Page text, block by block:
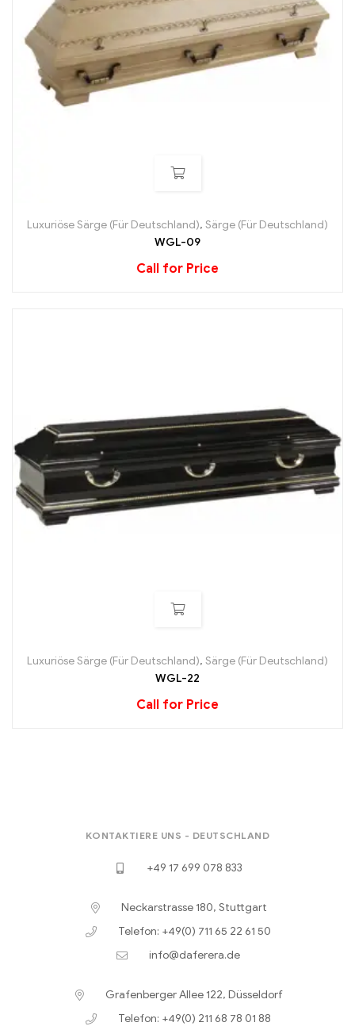
Luxuriöse Särge (Für Deutschland), Särge (Für Deutschland)
WGL-09
Call for Price
Luxuriöse Särge (Für Deutschland), Särge (Für Deutschland)
WGL-22
Call for Price
KONTAKTIERE UNS - DEUTSCHLAND
+49 17 699 078 833
Neckarstrasse 180, Stuttgart
Telefon: +49(0) 711 65 22 61 50
info@daferera.de
Grafenberger Allee 122, Düsseldorf
Telefon: +49(0) 211 68 78 01 88